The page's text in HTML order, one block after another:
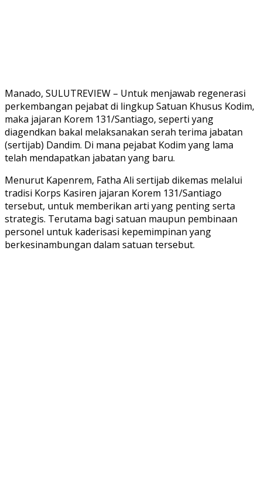
Manado, SULUTREVIEW – Untuk menjawab regenerasi
perkembangan pejabat di lingkup Satuan Khusus Kodim,
maka jajaran Korem 131/Santiago, seperti yang
diagendkan bakal melaksanakan serah terima jabatan
(sertijab) Dandim. Di mana pejabat Kodim yang lama
telah mendapatkan jabatan yang baru.
Menurut Kapenrem, Fatha Ali sertijab dikemas melalui
tradisi Korps Kasiren jajaran Korem 131/Santiago
tersebut, untuk memberikan arti yang penting serta
strategis. Terutama bagi satuan maupun pembinaan
personel untuk kaderisasi kepemimpinan yang
berkesinambungan dalam satuan tersebut.